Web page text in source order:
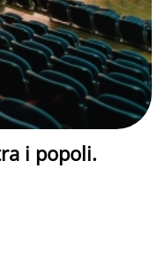
i popoli.